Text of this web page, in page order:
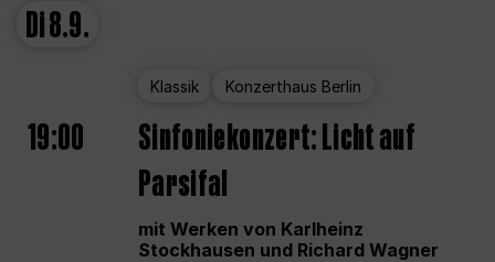
Di8.9.
Klassik Konzerthaus Berlin
19:00
Sinfoniekonzert: Licht auf
Parsifal
mit Werken von Karlheinz
Stockhausen und Richard Wagner